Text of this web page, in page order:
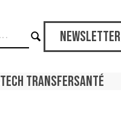
Newsletter
Tech TransferSanté